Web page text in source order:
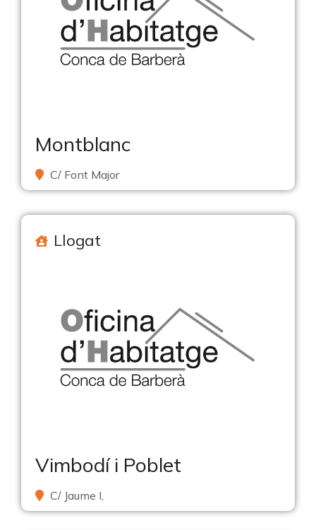
Montblanc
C/ Font Major
Llogat
Vimbodí i Poblet
C/ Jaume I,